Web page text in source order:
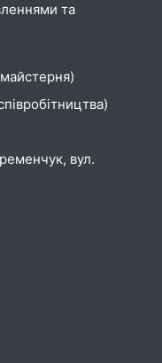
та
вул.